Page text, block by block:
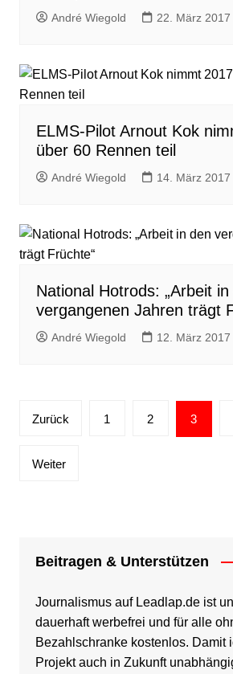
André Wiegold 22. März 2017
ELMS-Pilot Arnout Kok
über 60 Rennen teil
André Wiegold 14. März 2017
National Hotrods: „Arbeit in
vergangenen Jahren trägt
André Wiegold 12. März 2017
Seitennummerierung
Beiträge
Zurück 1 2 3
Weiter
Beitragen & Unterstützen
Journalismus auf Leadlap.de ist
dauerhaft werbefrei und für alle
Bezahlschranke kostenlos. Damit
Projekt auch in Zukunft